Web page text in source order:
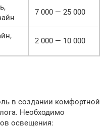
7 000 — 25 000
2 000 — 10 000
в создании комфортной
Необходимо
освещения: